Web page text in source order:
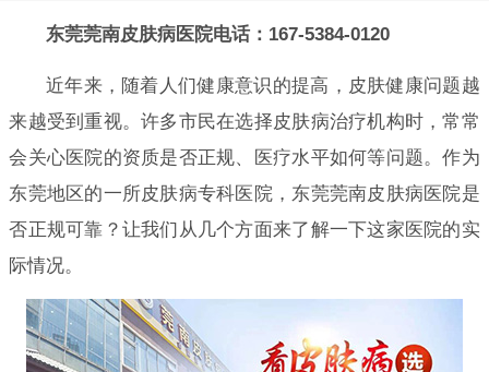
东莞莞南皮肤病医院电话：167-5384-0120
近年来，随着人们健康意识的提高，皮肤健康问题越
来越受到重视。许多市民在选择皮肤病治疗机构时，常常
会关心医院的资质是否正规、医疗水平如何等问题。作为
东莞地区的一所皮肤病专科医院，东莞莞南皮肤病医院是
否正规可靠？让我们从几个方面来了解一下这家医院的实
际情况。